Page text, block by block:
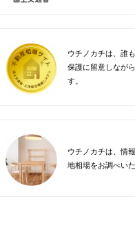
ウチノカチは、誰
保護に留意しなが
す。
ウチノカチは、情
地相場をお調べい